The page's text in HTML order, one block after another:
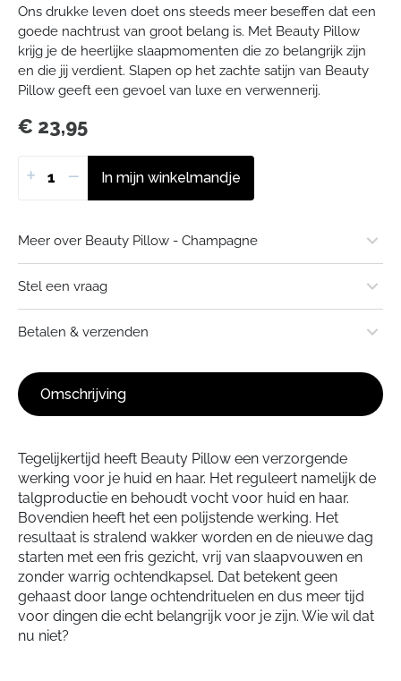
Ons drukke leven doet ons steeds meer beseffen dat een
goede nachtrust van groot belang is. Met Beauty Pillow
krijg je de heerlijke slaapmomenten die zo belangrijk zijn
en die jij verdient. Slapen op het zachte satijn van Beauty
Pillow geeft een gevoel van luxe en verwennerij.
€ 23,95
+ − In mijn winkelmandje
Meer over Beauty Pillow - Champagne
Beauty Pillow
Afmeting: 60x70 cm
Stel een vraag
Stuur een e-mail
Betalen & verzenden
Verzendkosten
Retourneren
Artikelen mogen binnen 14 dagen in originele verpakking en
zonder schade geretourneerd worden. De retourskosten zijn
voor eigen rekening.
Omschrijving
Tegelijkertijd heeft Beauty Pillow een verzorgende
werking voor je huid en haar. Het reguleert namelijk de
talgproductie en behoudt vocht voor huid en haar.
Bovendien heeft het een polijstende werking. Het
resultaat is stralend wakker worden en de nieuwe dag
starten met een fris gezicht, vrij van slaapvouwen en
zonder warrig ochtendkapsel. Dat betekent geen
gehaast door lange ochtendrituelen en dus meer tijd
voor dingen die echt belangrijk voor je zijn. Wie wil dat
nu niet?